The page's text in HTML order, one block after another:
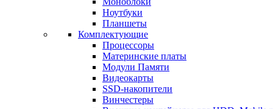
Ноутбуки
Планшеты
Комплектующие
Процессоры
Материнские платы
Модули Памяти
Видеокарты
SSD-накопители
Винчестеры